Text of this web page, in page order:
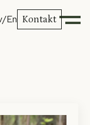
/En Kontakt